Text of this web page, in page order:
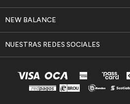
NEW BALANCE
NUESTRAS REDES SOCIALES